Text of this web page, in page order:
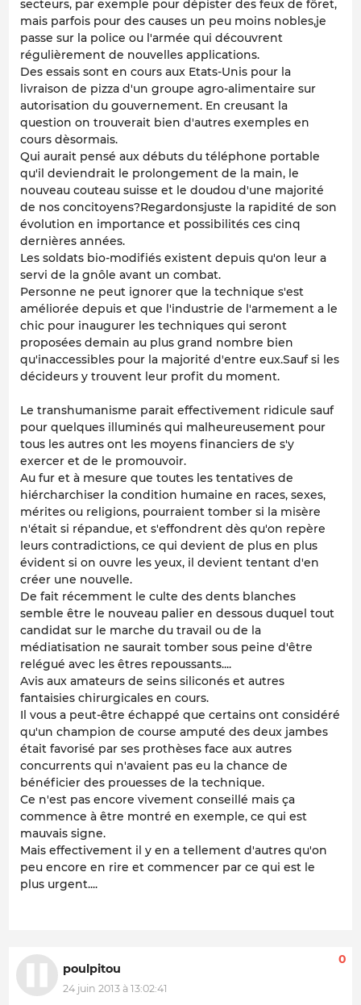
secteurs, par exemple pour dépister des feux de fôret,
mais parfois pour des causes un peu moins nobles,je
passe sur la police ou l'armée qui découvrent
régulièrement de nouvelles applications.
Des essais sont en cours aux Etats-Unis pour la
livraison de pizza d'un groupe agro-alimentaire sur
autorisation du gouvernement. En creusant la
question on trouverait bien d'autres exemples en
cours dèsormais.
Qui aurait pensé aux débuts du téléphone portable
qu'il deviendrait le prolongement de la main, le
nouveau couteau suisse et le doudou d'une majorité
de nos concitoyens?Regardonsjuste la rapidité de son
évolution en importance et possibilités ces cinq
dernières années.
Les soldats bio-modifiés existent depuis qu'on leur a
servi de la gnôle avant un combat.
Personne ne peut ignorer que la technique s'est
améliorée depuis et que l'industrie de l'armement a le
chic pour inaugurer les techniques qui seront
proposées demain au plus grand nombre bien
qu'inaccessibles pour la majorité d'entre eux.Sauf si les
décideurs y trouvent leur profit du moment.
Le transhumanisme parait effectivement ridicule sauf
pour quelques illuminés qui malheureusement pour
tous les autres ont les moyens financiers de s'y
exercer et de le promouvoir.
Au fur et à mesure que toutes les tentatives de
hiércharchiser la condition humaine en races, sexes,
mérites ou religions, pourraient tomber si la misère
n'était si répandue, et s'effondrent dès qu'on repère
leurs contradictions, ce qui devient de plus en plus
évident si on ouvre les yeux, il devient tentant d'en
créer une nouvelle.
De fait récemment le culte des dents blanches
semble être le nouveau palier en dessous duquel tout
candidat sur le marche du travail ou de la
médiatisation ne saurait tomber sous peine d'être
relégué avec les êtres repoussants....
Avis aux amateurs de seins siliconés et autres
fantaisies chirurgicales en cours.
Il vous a peut-être échappé que certains ont considéré
qu'un champion de course amputé des deux jambes
était favorisé par ses prothèses face aux autres
concurrents qui n'avaient pas eu la chance de
bénéficier des prouesses de la technique.
Ce n'est pas encore vivement conseillé mais ça
commence à être montré en exemple, ce qui est
mauvais signe.
Mais effectivement il y en a tellement d'autres qu'on
peu encore en rire et commencer par ce qui est le
plus urgent....
poulpitou
24 juin 2013 à 13:02:41
0